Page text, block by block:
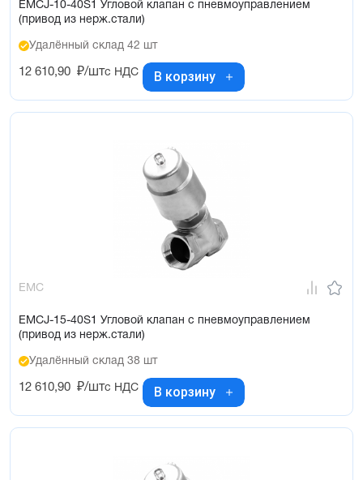
EMCJ-10-40S1 Угловой клапан с пневмоуправлением
(привод из нерж.стали)
Удалённый склад 42 шт
12 610,90 ₽/штс НДС В корзину
EMC
EMCJ-15-40S1 Угловой клапан с пневмоуправлением
(привод из нерж.стали)
Удалённый склад 38 шт
12 610,90 ₽/штс НДС В корзину